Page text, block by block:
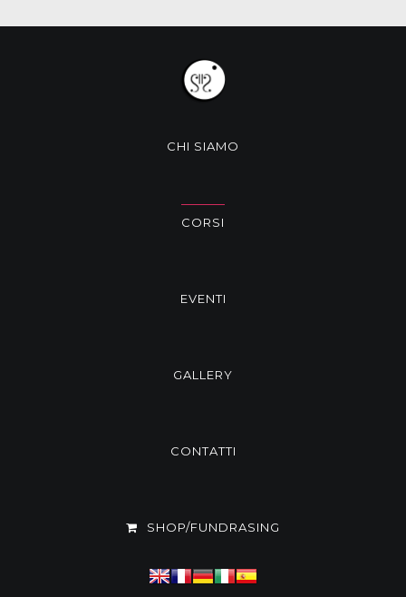
CHI SIAMO
CORSI
EVENTI
GALLERY
CONTATTI
SHOP/FUNDRASING